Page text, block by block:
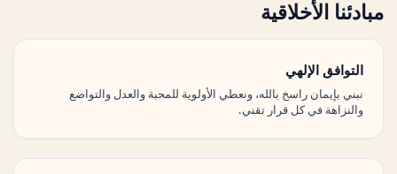
مبادئنا الأخلاقية
التوافق الإلهي
نبني بإيمان راسخ بالله، ونعطي الأولوية للمحبة والعدل والتواضع
والنزاهة في كل قرار تقني.